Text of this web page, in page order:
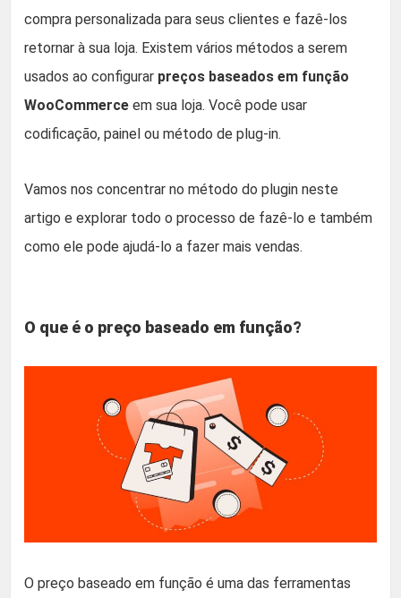
compra personalizada para seus clientes e fazê-los
retornar à sua loja. Existem vários métodos a serem
usados ao configurar preços baseados em função
WooCommerce em sua loja. Você pode usar
codificação, painel ou método de plug-in.
Vamos nos concentrar no método do plugin neste
artigo e explorar todo o processo de fazê-lo e também
como ele pode ajudá-lo a fazer mais vendas.
O que é o preço baseado em função?
O preço baseado em função é uma das ferramentas